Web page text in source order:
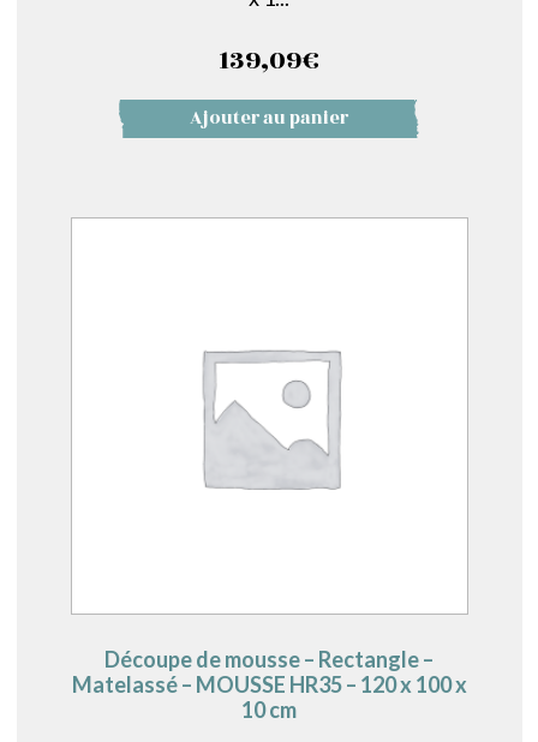
139,09€
Ajouter au panier
Découpe de mousse – Rectangle –
Matelassé – MOUSSE HR35 – 120 x 100 x
10 cm